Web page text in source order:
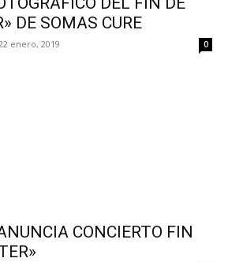
DE SOMAS CURE
enero, 2019 0
CONCIERTO FIN